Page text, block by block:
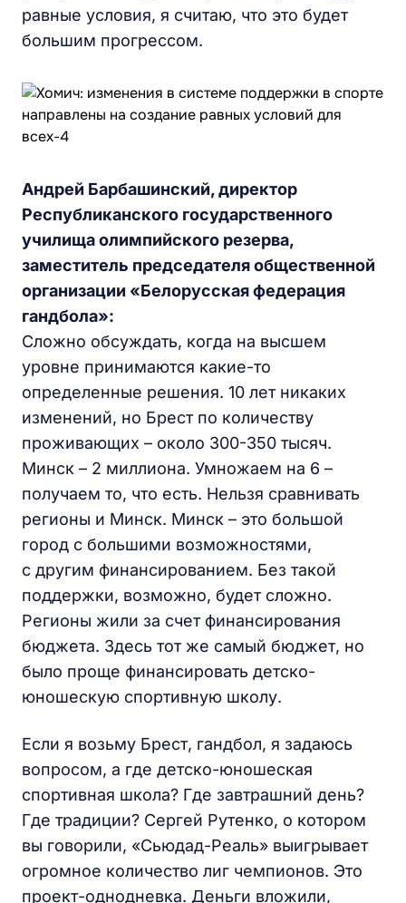
равные условия, я считаю, что это будет
большим прогрессом.
Андрей Барбашинский, директор
Республиканского государственного
училища олимпийского резерва,
заместитель председателя общественной
организации «Белорусская федерация
гандбола»:
Сложно обсуждать, когда на высшем
уровне принимаются какие-то
определенные решения. 10 лет никаких
изменений, но Брест по количеству
проживающих – около 300-350 тысяч.
Минск – 2 миллиона. Умножаем на 6 –
получаем то, что есть. Нельзя сравнивать
регионы и Минск. Минск – это большой
город с большими возможностями,
с другим финансированием. Без такой
поддержки, возможно, будет сложно.
Регионы жили за счет финансирования
бюджета. Здесь тот же самый бюджет, но
было проще финансировать детско-
юношескую спортивную школу.
Если я возьму Брест, гандбол, я задаюсь
вопросом, а где детско-юношеская
спортивная школа? Где завтрашний день?
Где традиции? Сергей Рутенко, о котором
вы говорили, «Сьюдад-Реаль» выигрывает
огромное количество лиг чемпионов. Это
проект-однодневка. Деньги вложили,